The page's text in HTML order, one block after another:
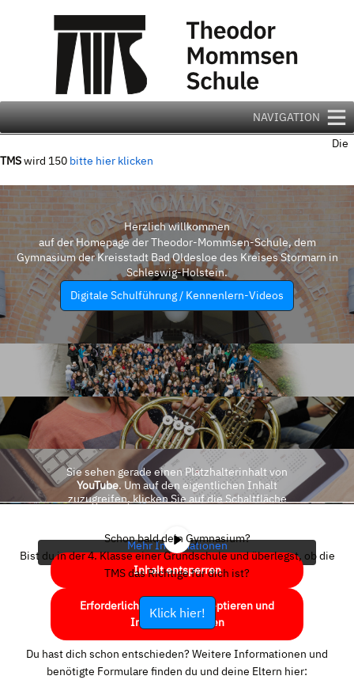
NAVIGATION
Die
TMSwird 150 bitte hier klicken
Herzlich willkommen
auf der Homepage der Theodor-Mommsen-Schule, dem
Gymnasium der Kreisstadt Bad Oldesloe des Kreises Stormarn in
Schleswig-Holstein.
Digitale Schulführung / Kennenlern-Videos
Sie sehen gerade einen Platzhalterinhalt von
YouTube. Um auf den eigentlichen Inhalt
zuzugreifen, klicken Sie auf die Schaltfläche
Mehr Informationen
Inhalt entsperren
Erforderlichen Service akzeptieren und
Inhalte entsperren
Schon bald dein Gymnasium?
Bist du in der 4. Klasse einer Grundschule und überlegst, ob die
TMS das Richtige für dich ist?
Klick hier!
Du hast dich schon entschieden? Weitere Informationen und
benötigte Formulare finden du und deine Eltern hier: